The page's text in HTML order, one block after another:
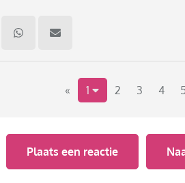
« 1 2 3 4
Plaats een reactie